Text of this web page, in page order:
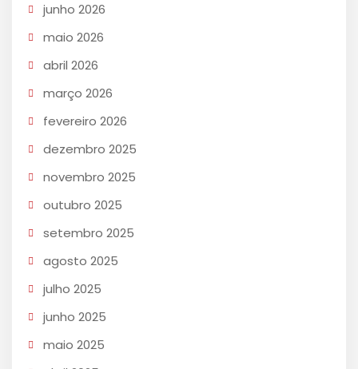
junho 2026
maio 2026
abril 2026
março 2026
fevereiro 2026
dezembro 2025
novembro 2025
outubro 2025
setembro 2025
agosto 2025
julho 2025
junho 2025
maio 2025